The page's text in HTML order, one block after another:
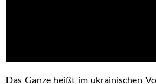
Das Ganze heißt im ukrainischen